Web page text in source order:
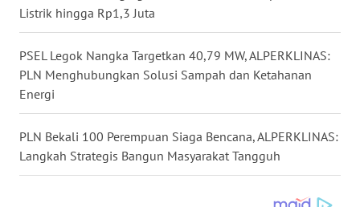
Listrik hingga Rp1,3 Juta
PSEL Legok Nangka Targetkan 40,79 MW, ALPERKLINAS:
PLN Menghubungkan Solusi Sampah dan Ketahanan
Energi
PLN Bekali 100 Perempuan Siaga Bencana, ALPERKLINAS:
Langkah Strategis Bangun Masyarakat Tangguh
KEPULAUAN
SERIBU
WN
TANGERANG
BINJAI